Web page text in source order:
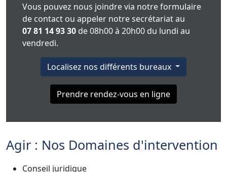
Vous pouvez nous joindre via notre formulaire
de contact ou appeler notre secrétariat au
07 81 14 93 30 de 08h00 à 20h00 du lundi au
vendredi.
Localisez nos différents bureaux
Prendre rendez-vous en ligne
Agir : Nos Domaines d'intervention
Conseil juridique